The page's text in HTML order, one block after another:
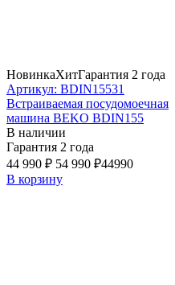
НовинкаХитГарантия 2 года
Артикул: BDIN15531
Встраиваемая посудомоечная
машина BEKO BDIN155
В наличии
Гарантия 2 года
44 990 ₽ 54 990 ₽44990
В корзину